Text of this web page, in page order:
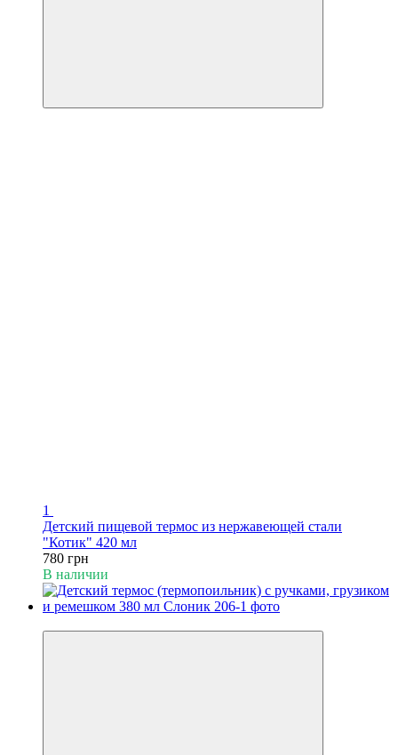
1
Детский пищевой термос из нержавеющей стали
"Котик" 420 мл
780 грн
В наличии